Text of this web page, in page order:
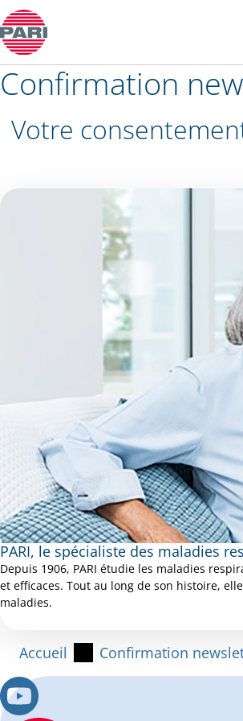
Ouvrir le sous-menu
À propos de PARI
Confirmation
Votre
PARI, le spécialiste des maladies
Depuis 1906, PARI étudie les maladies
et efficaces. Tout au long de son histoire,
maladies.
Accueil Confirmation